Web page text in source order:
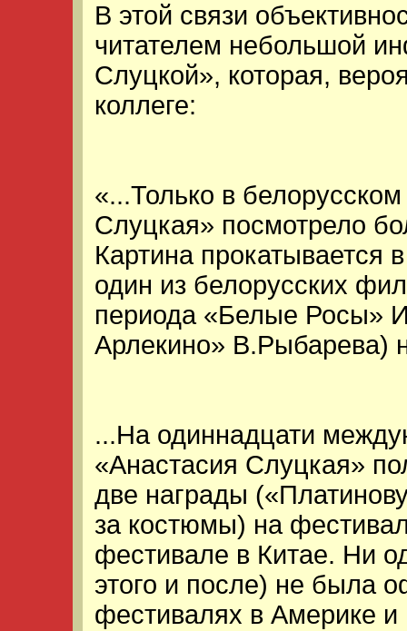
В этой связи
читателем небольшой
Слуцкой», которая,
коллеге:
«...Только в
Слуцкая» посмотрело
Картина прокатывается
один из белорусских
периода «Белые Росы»
Арлекино» В.Рыбарева)
...На одиннадцати
«Анастасия Слуцкая»
две награды
за костюмы) на
фестивале в Китае. Ни
этого и после) не была
фестивалях в Америке и